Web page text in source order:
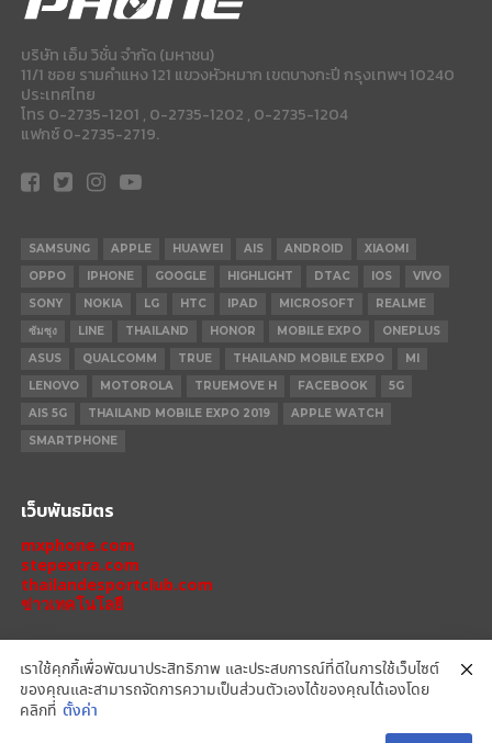
บริษัท เอ็ม วิชั่น จำกัด (มหาชน)
11/1 ซอย รามคำแหง 121 แขวงหัวหมาก เขตบางกะปี กรุงเทพฯ 10240
ประเทศไทย
โทร 0-2735-1201 , 0-2735-1202 , 0-2735-1204
แฟกซ์ 0-2735-2719.
SAMSUNG APPLE HUAWEI AIS ANDROID
XIAOMI
OPPO
IPHONE GOOGLE HIGHLIGHT DTAC IOS
VIVO
SONY
NOKIA LG HTC IPAD MICROSOFT
REALME
ซัมซุง
LINE THAILAND HONOR MOBILE EXPO
ONEPLUS
ASUS
QUALCOMM TRUE THAILAND MOBILE EXPO
MI
LENOVO
MOTOROLA TRUEMOVE H FACEBOOK
5G
AIS 5G
THAILAND MOBILE EXPO 2019
APPLE WATCH
SMARTPHONE
เว็บพันธมิตร
mxphone.com
stepextra.com
thailandesportclub.com
ข่าวเทคโนโลยี
IPHONE 14 PRO
เราใช้คุกกี้เพื่อพัฒนาประสิทธิภาพ และประสบการณ์ที่ดีในการใช้เว็บไซต์
ของคุณและสามารถจัดการความเป็นส่วนตัวเองได้ของคุณได้เองโดย
คลิกที่ ตั้งค่า